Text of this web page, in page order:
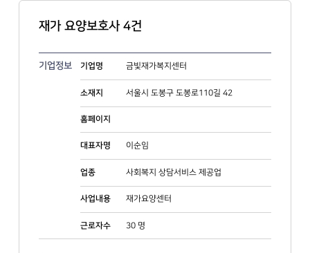
재가 요양보호사 4건
기업정보 기업명 금빛재가복지센터
소재지 서울시 도봉구 도봉로110길 42
홈페이지
대표자명 이순임
업종 사회복지 상담서비스 제공업
사업내용 재가요양센터
근로자수 30 명